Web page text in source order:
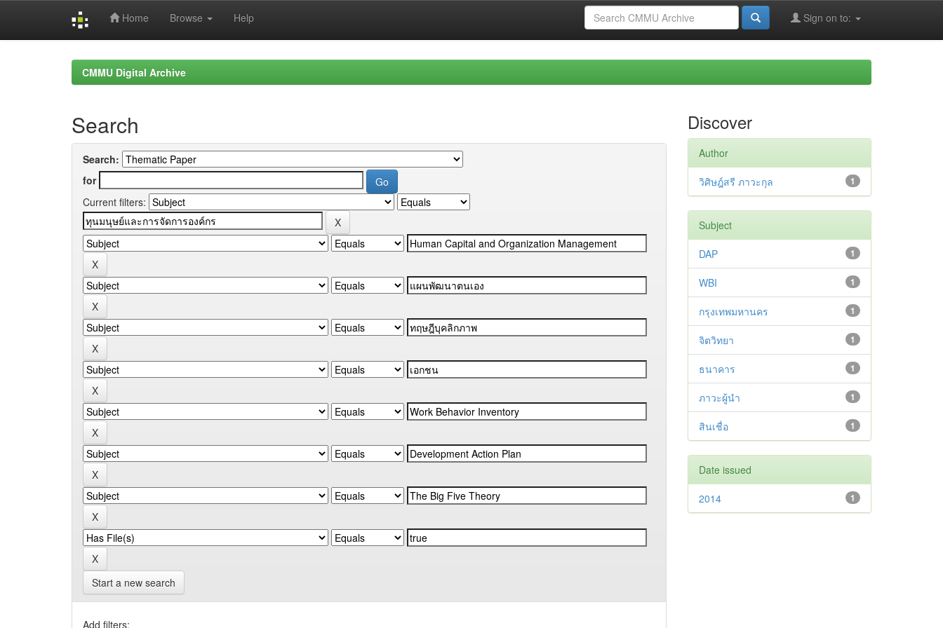
Home Browse Help Sign on to:
CMMU Digital Archive
Search
Search:
for
Current filters:
Start a new search
Add filters:
Discover
Author
1
วิศิษฎ์สรี ภาวะกุล
Subject
1
DAP
1
WBI
1
กรุงเทพมหานคร
1
จิตวิทยา
1
ธนาคาร
1
ภาวะผู้นำ
1
สินเชื่อ
Date issued
1
2014